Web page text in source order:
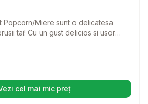
Popcorn/Miere sunt o delicatesa
tai! Cu un gust delicios si usor
de gust de neuitat.
cel mai mic preț
(se deschide într-o filă nouă)